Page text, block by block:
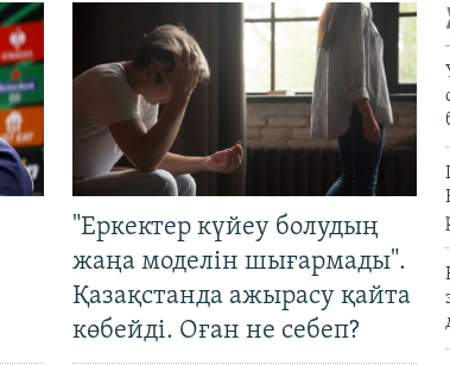
"Еркектер күйеу болудың
жаңа моделін шығармады".
Қазақстанда ажырасу қайта
көбейді. Оған не себеп?